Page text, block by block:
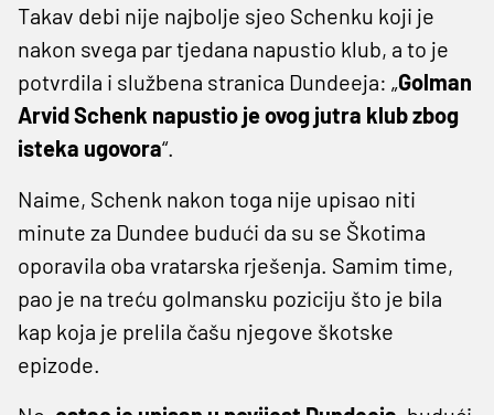
Takav debi nije najbolje sjeo Schenku koji je
nakon svega par tjedana napustio klub, a to je
potvrdila i službena stranica Dundeeja: „Golman
Arvid Schenk napustio je ovog jutra klub zbog
isteka ugovora“.
Naime, Schenk nakon toga nije upisao niti
minute za Dundee budući da su se Škotima
oporavila oba vratarska rješenja. Samim time,
pao je na treću golmansku poziciju što je bila
kap koja je prelila čašu njegove škotske
epizode.